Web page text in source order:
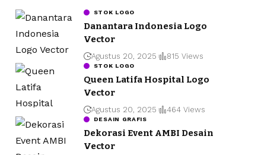
STOK LOGO
Danantara Indonesia Logo
Vector
Agustus 20, 2025 815 Views
STOK LOGO
Queen Latifa Hospital Logo
Vector
Agustus 20, 2025 464 Views
DESAIN GRAFIS
Dekorasi Event AMBI Desain
Vector